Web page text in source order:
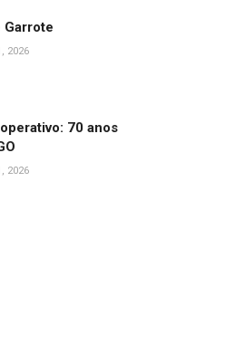
Garrote
2026
70 anos
2026